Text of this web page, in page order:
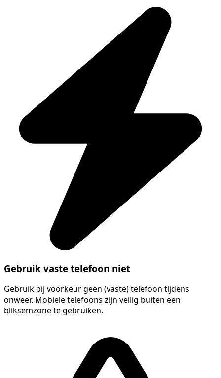
Gebruik vaste telefoon niet
Gebruik bij voorkeur geen (vaste) telefoon tijdens
onweer. Mobiele telefoons zijn veilig buiten een
bliksemzone te gebruiken.